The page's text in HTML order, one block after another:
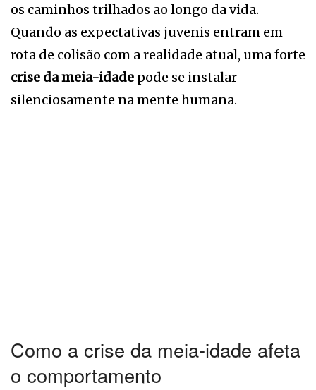
os caminhos trilhados ao longo da vida.
Quando as expectativas juvenis entram em
rota de colisão com a realidade atual, uma forte
crise da meia-idade pode se instalar
silenciosamente na mente humana.
Como a crise da meia-idade afeta
o comportamento